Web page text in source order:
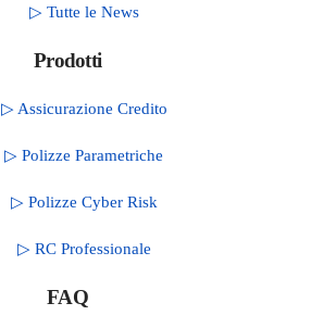
▷ Tutte le News
Prodotti
▷ Assicurazione Credito
▷ Polizze Parametriche
▷ Polizze Cyber Risk
▷ RC Professionale
FAQ